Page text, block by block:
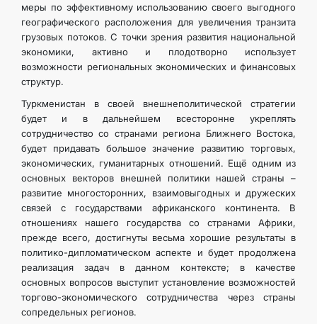
меры по эффективному использованию своего выгодного
географического расположения для увеличения транзита
грузовых потоков. С точки зрения развития национальной
экономики, активно и плодотворно использует
возможности региональных экономических и финансовых
структур.
Туркменистан в своей внешнеполитической стратегии
будет и в дальнейшем всесторонне укреплять
сотрудничество со странами региона Ближнего Востока,
будет придавать большое значение развитию торговых,
экономических, гуманитарных отношений. Ещё одним из
основных векторов внешней политики нашей страны –
развитие многосторонних, взаимовыгодных и дружеских
связей с государствами африканского континента. В
отношениях нашего государства со странами Африки,
прежде всего, достигнуты весьма хорошие результаты в
политико-дипломатическом аспекте и будет продолжена
реализация задач в данном контексте; в качестве
основных вопросов выступит установление возможностей
торгово-экономического сотрудничества через страны
сопредельных регионов.